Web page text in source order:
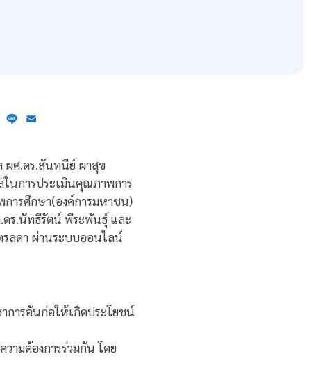
Line
ผศ.ดร.สันทนีย์ ผาสุข
นการประเมินคุณภาพการ
ารศึกษา(องค์การมหาชน)
ดร.นัทธีรัตน์ พีระพันธุ์ และ
ลดา ผ่านระบบออนไลน์
การอันก่อให้เกิดประโยชน์
ามต้องการร่วมกัน โดย